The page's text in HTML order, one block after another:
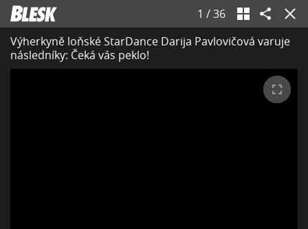
1 /36
Výherkyně loňské StarDance Darija Pavlovičová varuje
následníky: Čeká vás peklo!